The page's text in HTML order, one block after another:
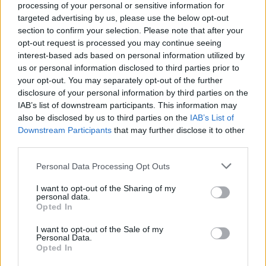
processing of your personal or sensitive information for
targeted advertising by us, please use the below opt-out
section to confirm your selection. Please note that after your
opt-out request is processed you may continue seeing
interest-based ads based on personal information utilized by
us or personal information disclosed to third parties prior to
your opt-out. You may separately opt-out of the further
disclosure of your personal information by third parties on the
IAB’s list of downstream participants. This information may
also be disclosed by us to third parties on the IAB’s List of
Downstream Participants that may further disclose it to other
Please note that this website/app uses one or more Google
not limited to your visit or usage behaviour. You may click to
grant or deny consent to Google and its third-party tags to
use your data for below specified purposes in below Google
consent section.
Personal Data Processing Opt Outs
I want to opt-out of the Sharing of my
personal data.
Opted In
I want to opt-out of the Sale of my
Personal Data.
Opted In
Στιγμιότυπο από την ομιλία του Κυριάκου Μητσοτάκη στη
συνεδρίαση της Πολιτικής Επιτροπής της Νέας Δημοκρατίας
(Πηγή φωτογραφίας: ΓΙΩΡΓΟΣ ΚΟΝΤΑΡΙΝΗΣ / EUROKINISSI)
«Κρατάμε τα νερά γαλάζια και
ελεύθερα» – Το μήνυμα για
άμυνα, διπλωματία και «Ισχυρή
Ελλάδα»
Μητσοτάκη είχε η αναφορά στην άμυνα και τη
διεθνή θέση της χώρας, την οποία ο
πρωθυπουργός συνέδεσε με το συνολικό
αφήγημα της «Ισχυρής Ελλάδας». Όπως είπε, οι
τέσσερις άξονες που τη συγκροτούν είναι η
«δυναμική οικονομία», η «ευημερούσα κοινωνία»,